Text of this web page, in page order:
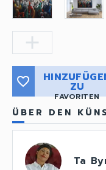
add
favorite_border ZU
FAVORITEN
ÜBER DEN
Ta